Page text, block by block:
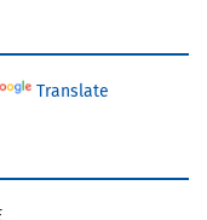
Translate